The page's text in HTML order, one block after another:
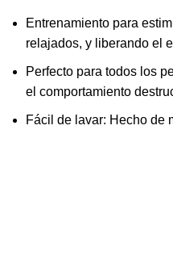
Entrenamiento para
relajados, y liberando el
Perfecto para todos los
el comportamiento
Fácil de lavar: Hecho de